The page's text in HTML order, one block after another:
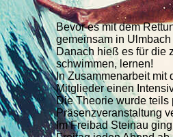
Bevor es mit dem
gemeinsam in
Danach hieß es für die
schwimmen, lernen!
In Zusammenarbeit mit
Mitglieder einen
Die Theorie wurde teils
Präsenzveranstaltung
Im Freibad Steinau